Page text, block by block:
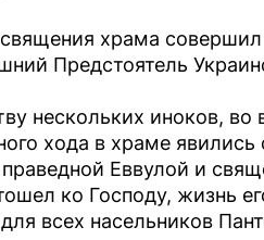
храма
Предстоятель
нескольких иноков,
хода в храме
Еввулой и
ко Господу, жизнь
всех насельников